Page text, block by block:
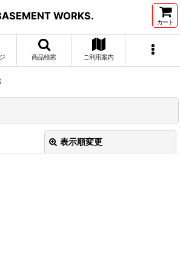
WORKS.
カート
商品検索 ご利用案内
表示順変更